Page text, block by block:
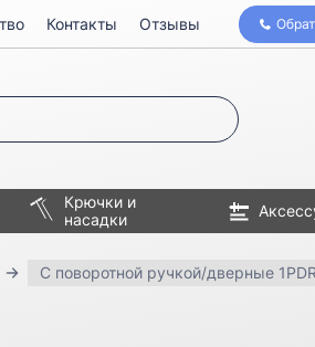
Контакты Отзывы
Крючки и
насадки
С поворотной ручкой/дверные 1PDR